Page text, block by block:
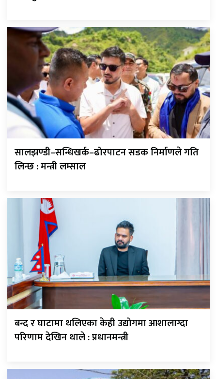
सालझण्डी–सन्धिखर्क–ढोरपाटन सडक निर्माणले गति
लिन्छ : मन्त्री लम्साल
बन्द र घाटामा थलिएका केही उद्योगमा आशालाग्दा
परिणाम देखिन थाले : प्रधानमन्त्री